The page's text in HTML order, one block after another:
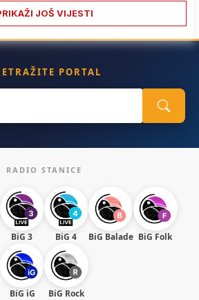
JOŠ VIJESTI
PORTAL
RADIO STANICE
BiG 3 BiG 4 BiG Balade BiG Folk
BiG iG BiG Rock